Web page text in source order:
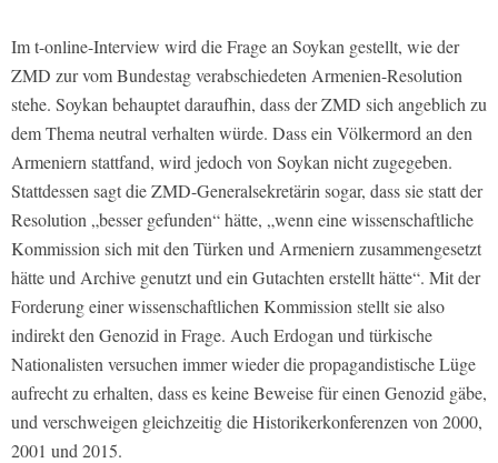
Imt-online-Interview wird die Frage an Soykan gestellt, wie der
ZMD zur vom Bundestag verabschiedeten Armenien-Resolution
stehe. Soykan behauptet daraufhin, dass der ZMD sich angeblich zu
dem Thema neutral verhalten würde. Dass ein Völkermord an den
Armeniern stattfand, wird jedoch von Soykan nicht zugegeben.
Stattdessen sagt die ZMD-Generalsekretärin sogar, dass sie statt der
Resolution „besser gefunden“ hätte, „wenn eine wissenschaftliche
Kommission sich mit den Türken und Armeniern zusammengesetzt
hätte und Archive genutzt und ein Gutachten erstellt hätte“. Mit der
Forderung einer wissenschaftlichen Kommission stellt sie also
indirekt den Genozid in Frage. Auch Erdogan und türkische
Nationalisten versuchen immer wieder die propagandistische Lüge
aufrecht zu erhalten, dass es keine Beweise für einen Genozid gäbe,
und verschweigen gleichzeitig die Historikerkonferenzen von 2000,
2001 und 2015.